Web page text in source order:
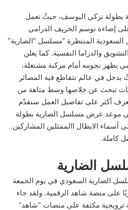
تركي اليوسف، حيثُ تعمل
إضاءة نوسم الخريف الدرامي
السعودية المنتظرة “مسلسل “الضارية”
والدراما النفسية. كما يعلن
يظهر نجومه أمام مركبة مشتعلة،
يدخل في عالم تتقاطع فيه المصائر
تبحث عن خلاصها وسط متاهة من
أكثر على تفاصيل العمل سنقدّم
موعد عرض مسلسل الضارية بطولة
الابطال االممثلين المشاركين.
كاملة.
الضارية
الضارية السعودي في يوم الجمعة
وذلك حصريًا على منصة شاهد الرقمية. ولقد جاء
ترويجية مكثفة على منصات “شاهد”